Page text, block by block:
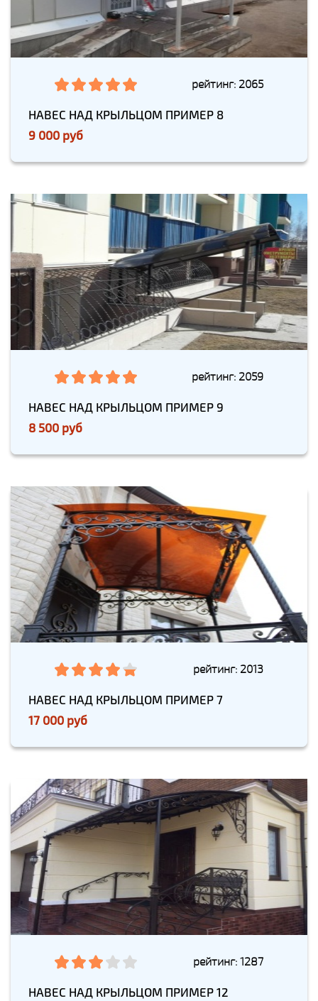
рейтинг: 2065
НАВЕС НАД КРЫЛЬЦОМ ПРИМЕР 8
9 000 руб
рейтинг: 2059
НАВЕС НАД КРЫЛЬЦОМ ПРИМЕР 9
8 500 руб
рейтинг: 2013
НАВЕС НАД КРЫЛЬЦОМ ПРИМЕР 7
17 000 руб
рейтинг: 1287
НАВЕС НАД КРЫЛЬЦОМ ПРИМЕР 12